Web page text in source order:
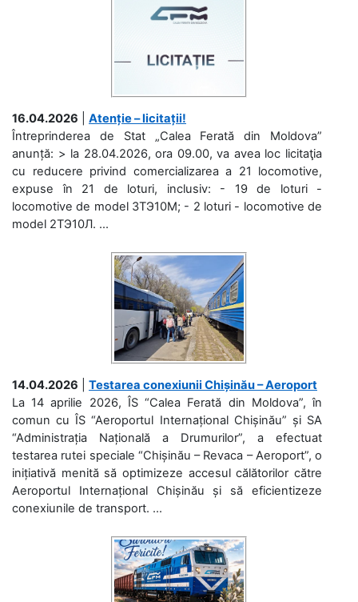
16.04.2026
Atenție – licitații!
Întreprinderea de Stat „Calea Ferată din Moldova”
anunță: > la 28.04.2026, ora 09.00, va avea loc licitaţia
cu reducere privind comercializarea a 21 locomotive,
expuse în 21 de loturi, inclusiv: - 19 de loturi -
locomotive de model 3ТЭ10М; - 2 loturi - locomotive de
model 2ТЭ10Л. ...
14.04.2026
Testarea conexiunii Chișinău – Aeroport
La 14 aprilie 2026, ÎS “Calea Ferată din Moldova”, în
comun cu ÎS “Aeroportul Internațional Chișinău” și SA
“Administrația Națională a Drumurilor”, a efectuat
testarea rutei speciale “Chișinău – Revaca – Aeroport”, o
inițiativă menită să optimizeze accesul călătorilor către
Aeroportul Internațional Chișinău și să eficientizeze
conexiunile de transport. ...